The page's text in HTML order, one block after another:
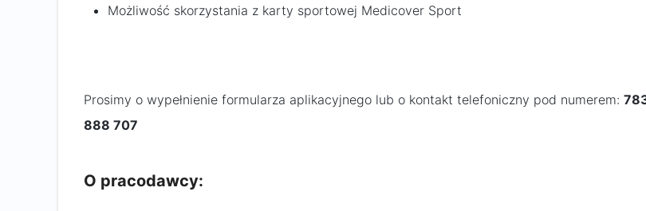
Możliwość skorzystania z karty sportowej Medicover Sport
Prosimy o wypełnienie formularza aplikacyjnego lub o kontakt telefoniczny pod numerem:
888 707
O pracodawcy: